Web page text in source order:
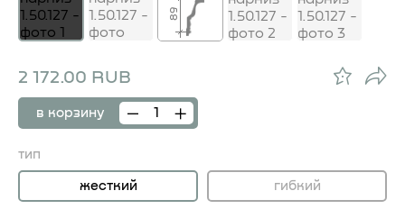
89
2 172.00 RUB
в корзину
тип
жесткий гибкий